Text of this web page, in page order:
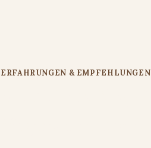
ERFAHRUNGEN & EMPFEHLUNGEN